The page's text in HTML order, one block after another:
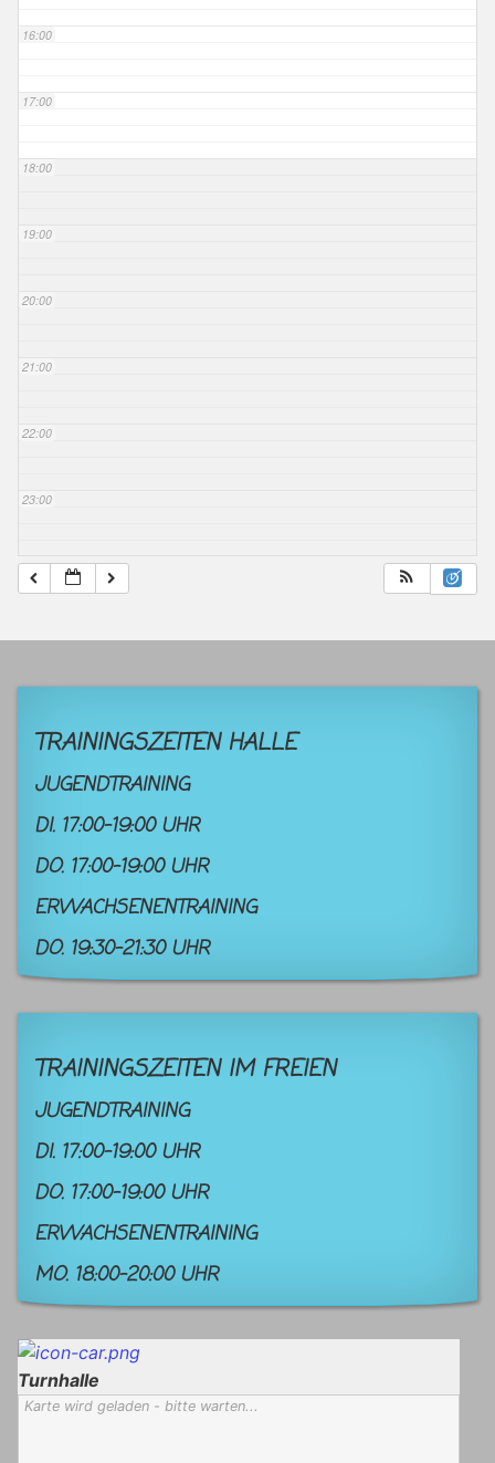
16:00
17:00
18:00
19:00
20:00
21:00
22:00
23:00
TRAININGSZEITEN HALLE
JUGENDTRAINING
DI. 17:00-19:00 UHR
DO. 17:00-19:00 UHR
ERWACHSENENTRAINING
DO. 19:30-21:30 UHR
TRAININGSZEITEN IM FREIEN
JUGENDTRAINING
DI. 17:00-19:00 UHR
DO. 17:00-19:00 UHR
ERWACHSENENTRAINING
MO. 18:00-20:00 UHR
Turnhalle
Karte wird geladen - bitte warten...